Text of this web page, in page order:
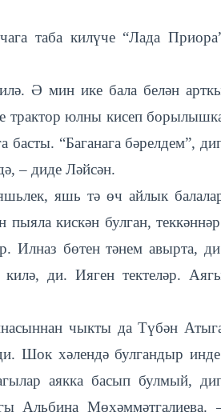
таба килүче “Лада
Ә мин ике бала белән
трактор юлны кисеп
“Баганага бәрелдем”,
– диде Ләйсән.
яшь тә өч айлык
кискән булган,
Илназ бөтен тәнем авырта,
ди. Ияген тектеләр.
чыкты да Түбән
Шок хәлендә булгандыр
аякка басып булмый,
Альбина Мөхәммәтгалиева.